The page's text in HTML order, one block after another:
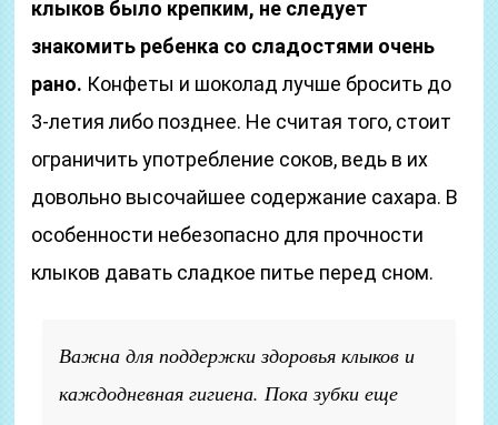
клыков было крепким, не следует
знакомить ребенка со сладостями очень
рано. Конфеты и шоколад лучше бросить до
3-летия либо позднее. Не считая того, стоит
ограничить употребление соков, ведь в их
довольно высочайшее содержание сахара. В
особенности небезопасно для прочности
клыков давать сладкое питье перед сном.
Важна для поддержки здоровья клыков и
каждодневная гигиена. Пока зубки еще